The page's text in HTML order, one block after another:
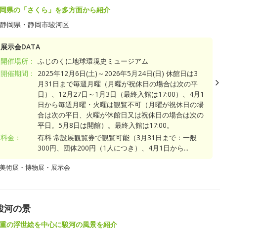
県の「さくら」を多方面から紹介
静岡県・静岡市駿河区
展示会DATA
開催場所： ふじのくに地球環境史ミュージアム
開催期間：
2025年12月6日(土)～2026年5月24日(日) 休館日は3
月31日まで毎週月曜（月曜が祝休日の場合は次の平
日）、12月27日～1月3日（最終入館は17:00）、4月1
日から毎週月曜・火曜は観覧不可（月曜が祝休日の場
合は次の平日、火曜が休館日又は祝休日の場合は次の
平日。5月8日は開館）。最終入館は17:00。
料金：
有料 常設展観覧券で観覧可能（3月31日まで：一般
300円、団体200円（1人につき）、4月1日から...
美術展・博物展・展示会
の景
の浮世絵を中心に駿河の風景を紹介